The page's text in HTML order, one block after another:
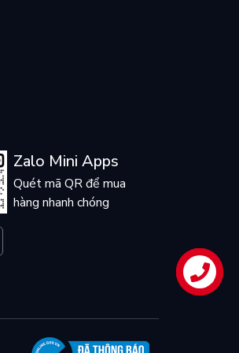
Zalo Mini Apps
Quét mã QR để mua
hàng nhanh chóng
Liên hệ